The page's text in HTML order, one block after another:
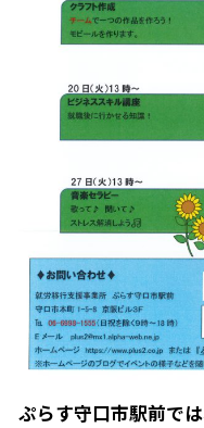
ぷらす守口市駅前では